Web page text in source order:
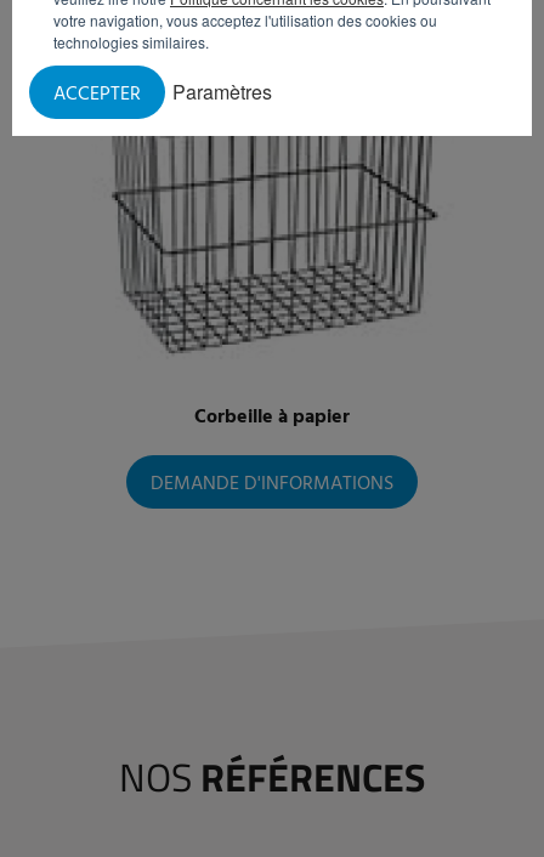
votre navigation, vous acceptez l'utilisation des cookies ou
technologies similaires.
Paramètres
ACCEPTER
Corbeille à papier
DEMANDE D'INFORMATIONS
NOS RÉFÉRENCES